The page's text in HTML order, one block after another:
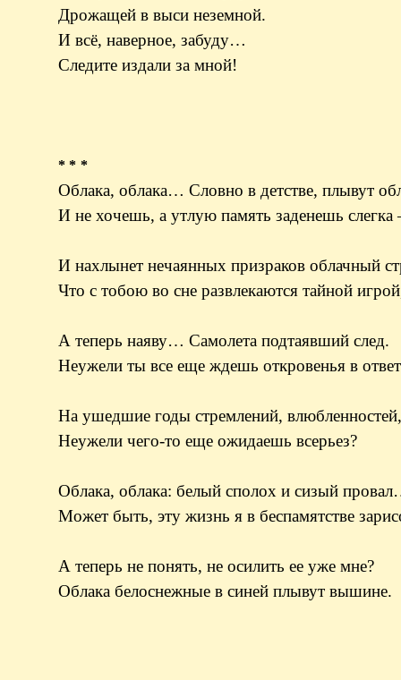
Дрожащей в выси неземной.
И всё, наверное, забуду…
Следите издали за мной!
* * *
Облака, облака… Словно в детстве, плывут
И не хочешь, а утлую память заденешь
И нахлынет нечаянных призраков облачный
Что с тобою во сне развлекаются тайной
А теперь наяву… Самолета подтаявший след.
Неужели ты все еще ждешь откровенья в ответ
На ушедшие годы стремлений, влюбленностей,
Неужели чего-то еще ожидаешь всерьез?
Облака, облака: белый сполох и сизый
Может быть, эту жизнь я в беспамятстве
А теперь не понять, не осилить ее уже мне?
Облака белоснежные в синей плывут вышине.